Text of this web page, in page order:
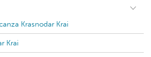
Krasnodar Krai
Krai